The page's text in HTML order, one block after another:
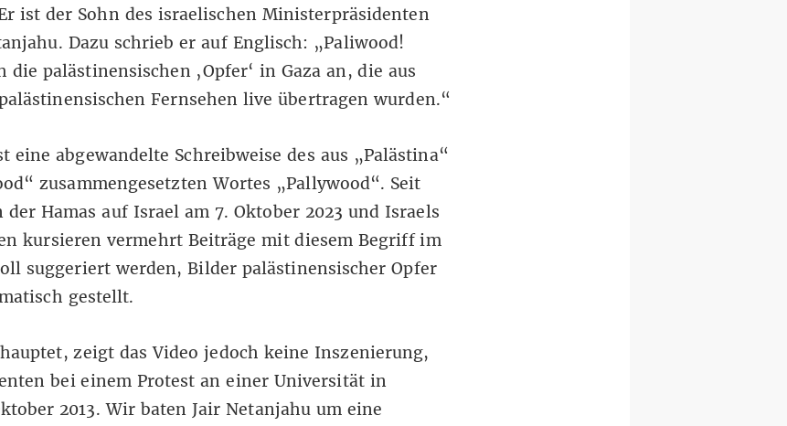
ist der Sohn des israelischen Ministerpräsidenten
Dazu schrieb er auf Englisch: „Paliwood!
die palästinensischen ‚Opfer‘ in Gaza an, die aus
Fernsehen live übertragen wurden.“
eine abgewandelte Schreibweise des aus „Palästina“
zusammengesetzten Wortes „Pallywood“. Seit
Hamas auf Israel am 7. Oktober 2023 und Israels
kursierenvermehrt Beiträge mit diesem Begriff im
suggeriert werden, Bilder palästinensischer Opfer
gestellt.
zeigt das Video jedoch keine Inszenierung,
bei einem Protest an einer Universität in
2013. Wir baten Jair Netanjahu um eine